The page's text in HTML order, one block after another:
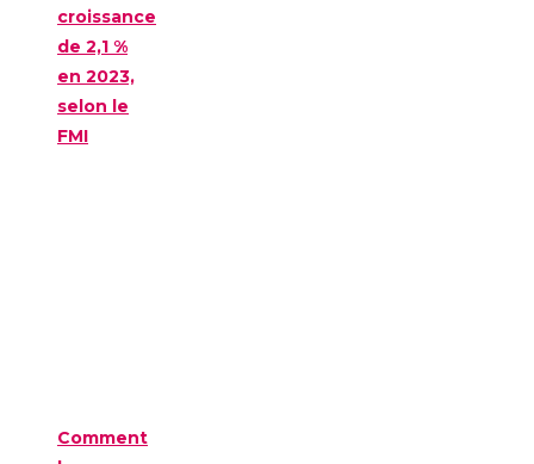
croissance
de 2,1 %
en 2023,
selon le
FMI
Comment